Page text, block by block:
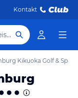
Kontakt
Hotel, Reiseziel
Kikuoka Golf & Spa